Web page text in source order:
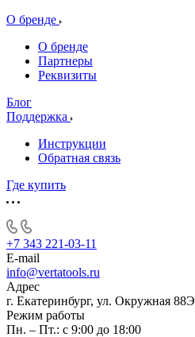
О бренде
О бренде
Партнеры
Реквизиты
Блог
Поддержка
Инструкции
Обратная связь
Где купить
+7 343 221-03-11
E-mail
info@vertatools.ru
Адрес
г. Екатеринбург, ул. Окружная 88Э
Режим работы
Пн. – Пт.: с 9:00 до 18:00